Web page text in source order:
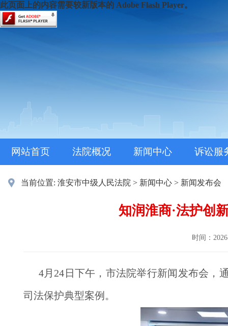
此页面上的内容需要较新版本的 Adobe Flash Player。
网站首页 法院概况 新闻中心 诉讼服
当前位置: 淮安市中级人民法院 > 新闻中心 > 新闻发布会
知润淮商·法护创
时间：
4月24日下午，市法院举行新闻发布会，
司法保护典型案例。